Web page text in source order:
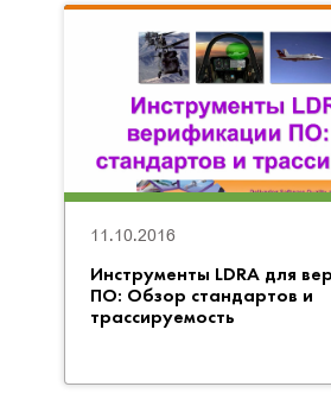
Инструменты LDRA для
ПО: Обзор стандартов и
трассируемость
11.10.2016